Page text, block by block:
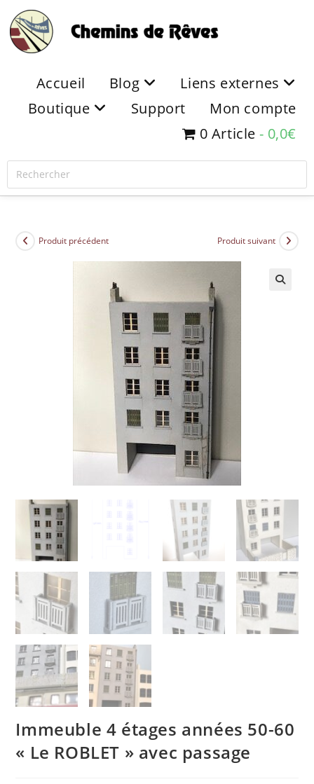
Accueil Blog
Liens externes
Boutique
Support
Mon compte
0 Article
0,0€
Produit précédent Produit suivant
Immeuble 4 étages années 50-60
« Le ROBLET » avec passage